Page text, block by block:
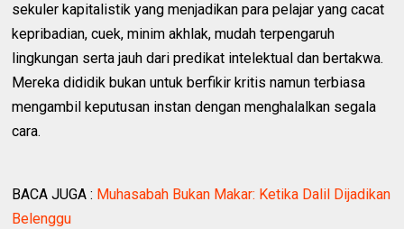
sekuler kapitalistik yang menjadikan para pelajar yang cacat
kepribadian, cuek, minim akhlak, mudah terpengaruh
lingkungan serta jauh dari predikat intelektual dan bertakwa.
Mereka dididik bukan untuk berfikir kritis namun terbiasa
mengambil keputusan instan dengan menghalalkan segala
cara.
BACA JUGA : Muhasabah Bukan Makar: Ketika Dalil Dijadikan
Belenggu